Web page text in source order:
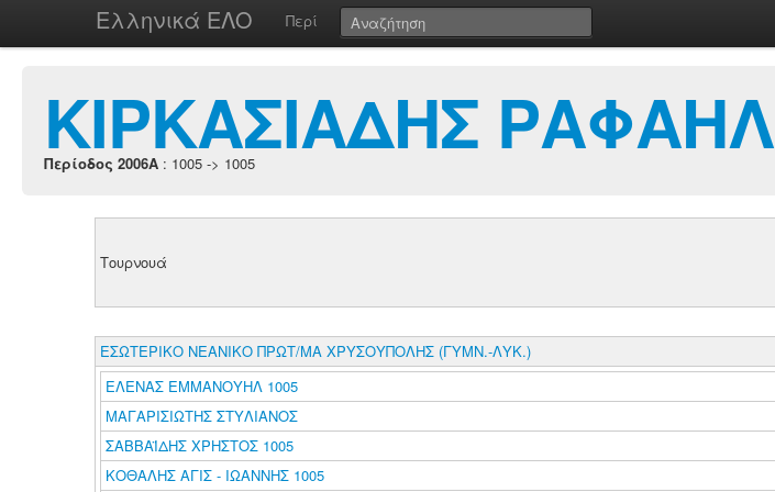
Ελληνικά ΕΛΟ Περί
ΚΙΡΚΑΣΙΑΔΗΣ ΡΑΦΑΗΛ
Περίοδος 2006A : 1005 -> 1005
Τουρνουά
ΕΣΩΤΕΡΙΚΟ ΝΕΑΝΙΚΟ ΠΡΩΤ/ΜΑ ΧΡΥΣΟΥΠΟΛΗΣ (ΓΥΜΝ.-ΛΥΚ.)
ΕΛΕΝΑΣ ΕΜΜΑΝΟΥΗΛ 1005
ΜΑΓΑΡΙΣΙΩΤΗΣ ΣΤΥΛΙΑΝΟΣ
ΣΑΒΒΑΪΔΗΣ ΧΡΗΣΤΟΣ 1005
ΚΟΘΑΛΗΣ ΑΓΙΣ - ΙΩΑΝΝΗΣ 1005